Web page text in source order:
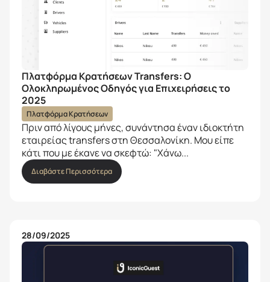
Πλατφόρμα Κρατήσεων Transfers: Ο
Ολοκληρωμένος Οδηγός για Επιχειρήσεις το
2025
Πλατφόρμα Κρατήσεων
Πριν από λίγους μήνες, συνάντησα έναν ιδιοκτήτη
εταιρείας transfers στη Θεσσαλονίκη. Μου είπε
κάτι που με έκανε να σκεφτώ: "Χάνω...
Διαβάστε Περισσότερα
28/09/2025